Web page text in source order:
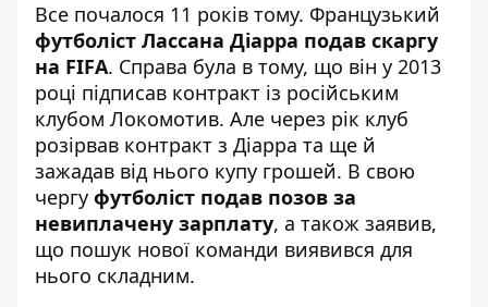
Все почалося 11 років тому. Французький
футболіст Лассана Діарра подав скаргу
на FIFA. Справа була в тому, що він у 2013
році підписав контракт із російським
клубом Локомотив. Але через рік клуб
розірвав контракт з Діарра та ще й
зажадав від нього купу грошей. В свою
чергу футболіст подав позов за
невиплачену зарплату, а також заявив,
що пошук нової команди виявився для
нього складним.